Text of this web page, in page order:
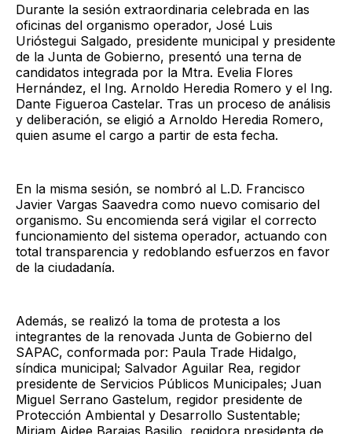
Durante la sesión extraordinaria celebrada en las
oficinas del organismo operador, José Luis
Urióstegui Salgado, presidente municipal y presidente
de la Junta de Gobierno, presentó una terna de
candidatos integrada por la Mtra. Evelia Flores
Hernández, el Ing. Arnoldo Heredia Romero y el Ing.
Dante Figueroa Castelar. Tras un proceso de análisis
y deliberación, se eligió a Arnoldo Heredia Romero,
quien asume el cargo a partir de esta fecha.
En la misma sesión, se nombró al L.D. Francisco
Javier Vargas Saavedra como nuevo comisario del
organismo. Su encomienda será vigilar el correcto
funcionamiento del sistema operador, actuando con
total transparencia y redoblando esfuerzos en favor
de la ciudadanía.
Además, se realizó la toma de protesta a los
integrantes de la renovada Junta de Gobierno del
SAPAC, conformada por: Paula Trade Hidalgo,
síndica municipal; Salvador Aguilar Rea, regidor
presidente de Servicios Públicos Municipales; Juan
Miguel Serrano Gastelum, regidor presidente de
Protección Ambiental y Desarrollo Sustentable;
Miriam Aidee Barajas Basilio, regidora presidenta de